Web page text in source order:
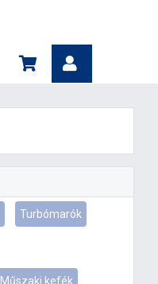
Turbómarók
Műszaki kefék